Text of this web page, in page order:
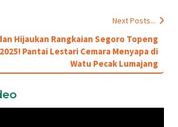
Next Posts...
Hijaukan Rangkaian Segoro Topeng
Pantai Lestari Cemara Menyapa di
Watu Pecak Lumajang